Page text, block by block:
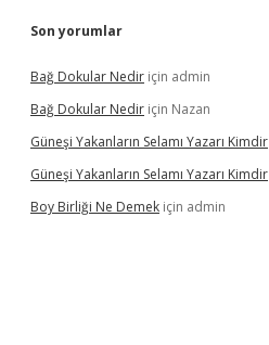
Son yorumlar
Bağ Dokular Nedir için admin
Bağ Dokular Nedir için Nazan
Güneşi Yakanların Selamı Yazarı Kimdir
Güneşi Yakanların Selamı Yazarı Kimdir
Boy Birliği Ne Demek için admin